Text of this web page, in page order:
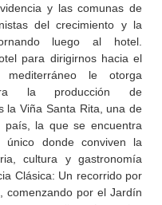
y las comunas de
del crecimiento y la
luego al hotel.
para dirigirnos hacia el
le otorga
la producción de
Viña Santa Rita, una de
país, la que se encuentra
donde conviven la
cultura y gastronomía
Clásica: Un recorrido por
comenzando por el Jardín